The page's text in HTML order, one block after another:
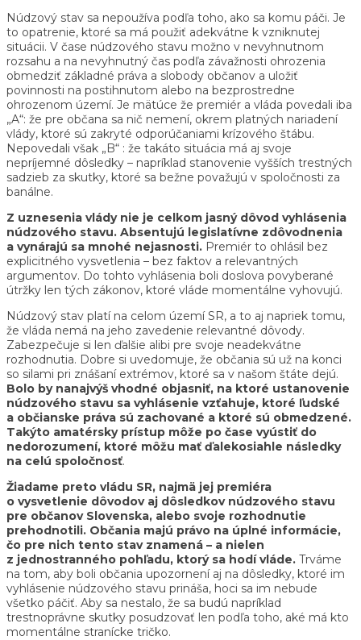
Núdzový stav sa nepoužíva podľa toho, ako sa komu páči. Je
to opatrenie, ktoré sa má použiť adekvátne k vzniknutej
situácii. V čase núdzového stavu možno v nevyhnutnom
rozsahu a na nevyhnutný čas podľa závažnosti ohrozenia
obmedziť základné práva a slobody občanov a uložiť
povinnosti na postihnutom alebo na bezprostredne
ohrozenom území. Je mätúce že premiér a vláda povedali iba
„A“: že pre občana sa nič nemení, okrem platných nariadení
vlády, ktoré sú zakryté odporúčaniami krízového štábu.
Nepovedali však „B“ : že takáto situácia má aj svoje
nepríjemné dôsledky – napríklad stanovenie vyšších trestných
sadzieb za skutky, ktoré sa bežne považujú v spoločnosti za
banálne.
Z uznesenia vlády nie je celkom jasný dôvod vyhlásenia
núdzového stavu. Absentujú legislatívne zdôvodnenia
a vynárajú sa mnohé nejasnosti. Premiér to ohlásil bez
explicitného vysvetlenia – bez faktov a relevantných
argumentov. Do tohto vyhlásenia boli doslova povyberané
útržky len tých zákonov, ktoré vláde momentálne vyhovujú.
Núdzový stav platí na celom území SR, a to aj napriek tomu,
že vláda nemá na jeho zavedenie relevantné dôvody.
Zabezpečuje si len ďalšie alibi pre svoje neadekvátne
rozhodnutia. Dobre si uvedomuje, že občania sú už na konci
so silami pri znášaní extrémov, ktoré sa v našom štáte dejú.
Bolo by nanajvýš vhodné objasniť, na ktoré ustanovenie
núdzového stavu sa vyhlásenie vzťahuje, ktoré ľudské
a občianske práva sú zachované a ktoré sú obmedzené.
Takýto amatérsky prístup môže po čase vyústiť do
nedorozumení, ktoré môžu mať ďalekosiahle následky
na celú spoločnosť.
Žiadame preto vládu SR, najmä jej premiéra
o vysvetlenie dôvodov aj dôsledkov núdzového stavu
pre občanov Slovenska, alebo svoje rozhodnutie
prehodnotili. Občania majú právo na úplné informácie,
čo pre nich tento stav znamená – a nielen
z jednostranného pohľadu, ktorý sa hodí vláde. Trváme
na tom, aby boli občania upozornení aj na dôsledky, ktoré im
vyhlásenie núdzového stavu prináša, hoci sa im nebude
všetko páčiť. Aby sa nestalo, že sa budú napríklad
trestnoprávne skutky posudzovať len podľa toho, aké má kto
momentálne stranícke tričko.